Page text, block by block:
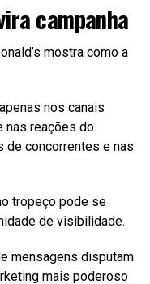
campanha
mostra como a
nos canais
nas reações do
de concorrentes e nas
tropeço pode se
de visibilidade.
mensagens disputam
mais poderoso